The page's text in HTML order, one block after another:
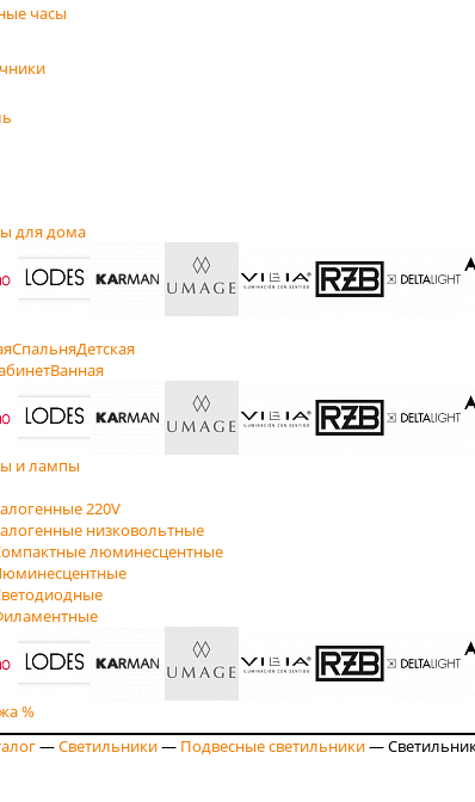
часы
для дома
СпальняДетская
Ванная
и лампы
220V
низковольтные
люминесцентные
%
—Светильники— Подвесные светильники—